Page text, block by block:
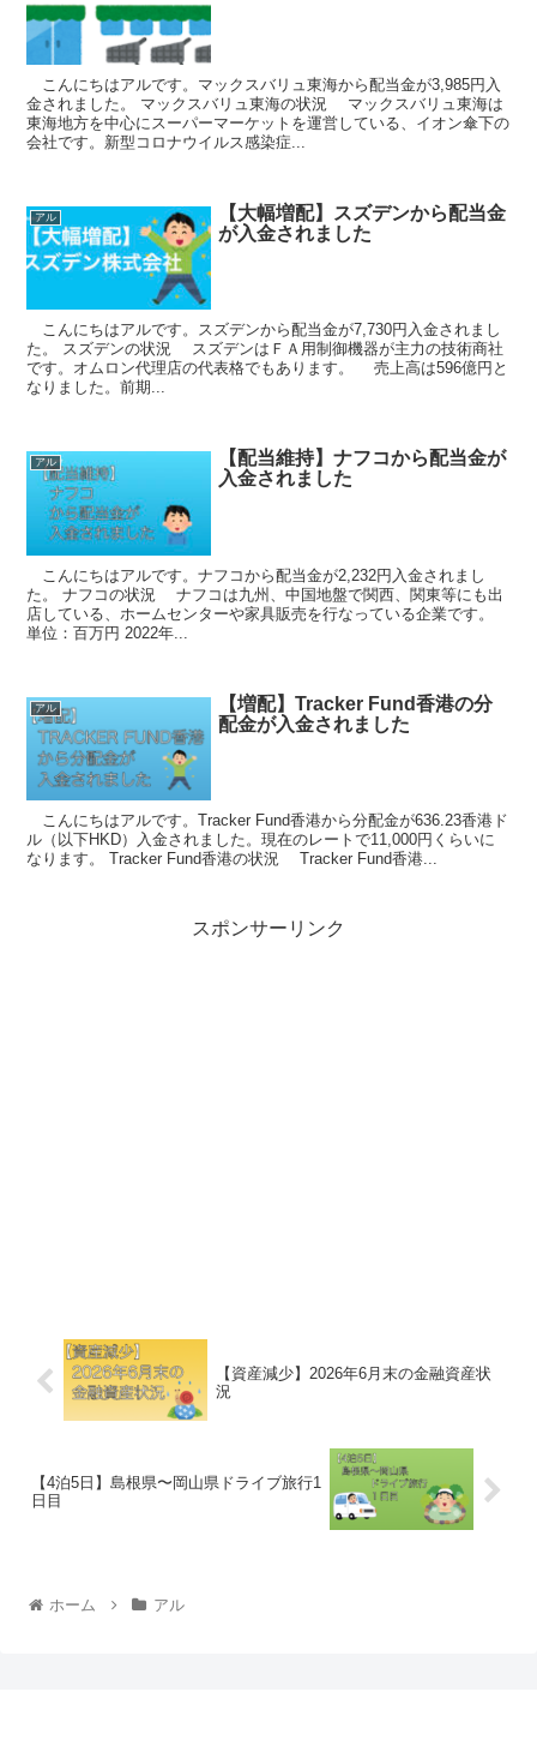
こんにちはアルです。マックスバリュ東海から配当金が3,985円入
金されました。 マックスバリュ東海の状況 マックスバリュ東海は
東海地方を中心にスーパーマーケットを運営している、イオン傘下の
会社です。新型コロナウイルス感染症...
アル
【大幅増配】スズデンから配当金
が入金されました
こんにちはアルです。スズデンから配当金が7,730円入金されまし
た。 スズデンの状況 スズデンはＦＡ用制御機器が主力の技術商社
です。オムロン代理店の代表格でもあります。 売上高は596億円と
なりました。前期...
アル
【配当維持】ナフコから配当金が
入金されました
こんにちはアルです。ナフコから配当金が2,232円入金されまし
た。 ナフコの状況 ナフコは九州、中国地盤で関西、関東等にも出
店している、ホームセンターや家具販売を行なっている企業です。
単位：百万円 2022年...
アル
【増配】Tracker Fund香港の分
配金が入金されました
こんにちはアルです。Tracker Fund香港から分配金が636.23香港ド
ル（以下HKD）入金されました。現在のレートで11,000円くらいに
なります。 Tracker Fund香港の状況 Tracker Fund香港...
スポンサーリンク
【資産減少】2026年6月末の金融資産状
況
【4泊5日】島根県〜岡山県ドライブ旅行1
日目
ホーム アル